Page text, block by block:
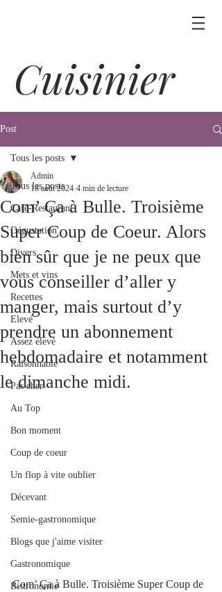
Cuisinier
Post
Tous les posts
Café-Restaurant
Dégustation
Divers
Mets et vins
Recettes
Elevé
Assez élevé
Raisonnable
Pas cher
Au Top
Bon moment
Coup de coeur
Un flop à vite oublier
Décevant
Semie-gastronomique
Blogs que j'aime visiter
Gastronomique
Bistronomie
Tous les posts
Com’ Ça à Bulle. Troisième
Super Coup de Coeur. Alors
bien sûr que je ne peux que
vous conseiller d’aller y
manger, mais surtout d’y
prendre un abonnement
hebdomadaire et notamment
le dimanche midi.
Admin
18 août 2024 4 min de lecture
Com’ Ça à Bulle. Troisième Super Coup de